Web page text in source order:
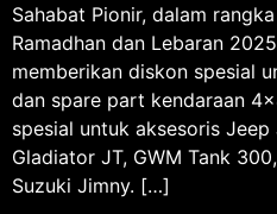
Sahabat Pionir, dalam
Ramadhan dan Lebaran
memberikan diskon spesial
dan spare part kendaraan
spesial untuk aksesoris Jeep
Gladiator JT, GWM Tank
Suzuki Jimny. […]